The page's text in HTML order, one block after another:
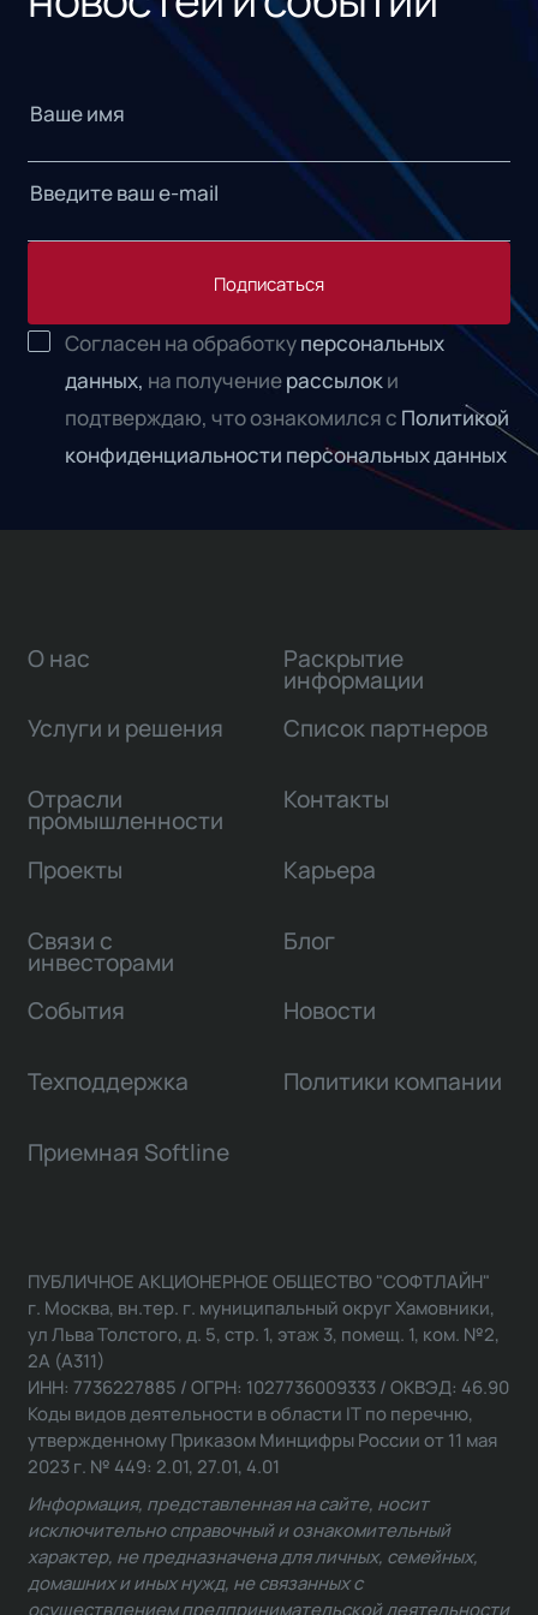
Подписаться
Согласен на обработкуперсональных
данных, на получениерассылоки
подтверждаю, что ознакомился с Политикой
конфиденциальности персональных данных
О нас
Услуги и решения
Отрасли
промышленности
Проекты
Связи с
инвесторами
Раскрытие
информации
Список партнеров
Контакты
Карьера
Блог
События Новости
Техподдержка Политики компании
Приемная Softline
ПУБЛИЧНОЕ АКЦИОНЕРНОЕ ОБЩЕСТВО "СОФТЛАЙН"
г. Москва, вн.тер. г. муниципальный округ Хамовники,
ул Льва Толстого, д. 5, стр. 1, этаж 3, помещ. 1, ком. №2,
2А (А311)
ИНН: 7736227885 / ОГРН: 1027736009333 / ОКВЭД: 46.90
Коды видов деятельности в области IT по перечню,
утвержденному Приказом Минцифры России от 11 мая
2023 г. № 449: 2.01, 27.01, 4.01
Информация, представленная на сайте, носит
исключительно справочный и ознакомительный
характер, не предназначена для личных, семейных,
домашних и иных нужд, не связанных с
осуществлением предпринимательской деятельности